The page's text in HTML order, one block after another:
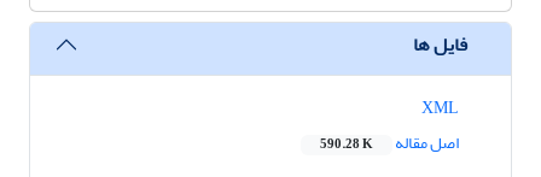
فایل ها
اصل مقاله
590.28 K